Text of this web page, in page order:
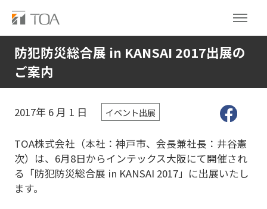
防犯防災総合展 in KANSAI 2017出展の
ご案内
2017年 6 月 1 日 イベント出展
TOA株式会社（本社：神戸市、会長兼社長：井谷憲
次）は、6月8日からインテックス大阪にて開催され
る「防犯防災総合展 in KANSAI 2017」に出展いたし
ます。